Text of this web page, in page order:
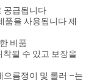
공급됩니다
품을 사용됩니다 제
비품
될 수 있고 보장을
으름쟁이 및 롤러 –는